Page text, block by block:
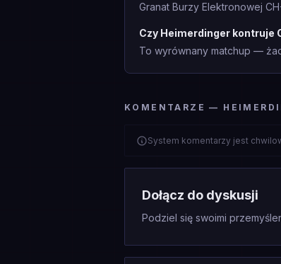
Granat Burzy Elektronowej
Czy Heimerdinger kontruje
To wyrównany matchup —
KOMENTARZE —
System komentarzy jest
Dołącz do dyskusji
Podziel się swoimi